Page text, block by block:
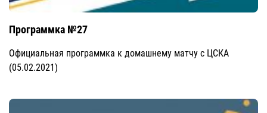
Программка №27
Официальная программка к домашнему матчу с ЦСКА
(05.02.2021)